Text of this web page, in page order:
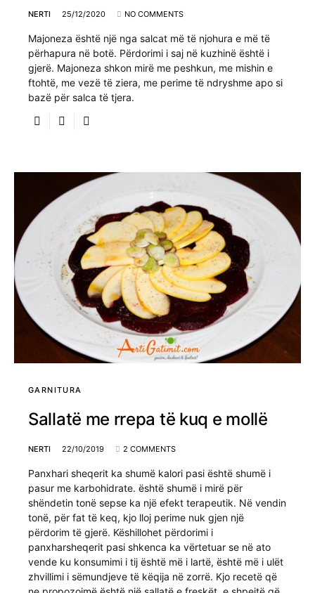
NERTI 25/12/2020 NO COMMENTS
Majoneza është një nga salcat më të njohura e më të
përhapura në botë. Përdorimi i saj në kuzhinë është i
gjerë. Majoneza shkon mirë me peshkun, me mishin e
ftohtë, me vezë të ziera, me perime të ndryshme apo si
bazë për salca të tjera.
GARNITURA
Sallatë me rrepa të kuq e mollë
NERTI 22/10/2019 2 COMMENTS
Panxhari sheqerit ka shumë kalori pasi është shumë i
pasur me karbohidrate. është shumë i mirë për
shëndetin tonë sepse ka një efekt terapeutik. Në vendin
tonë, për fat të keq, kjo lloj perime nuk gjen një
përdorim të gjerë. Këshillohet përdorimi i
panxharsheqerit pasi shkenca ka vërtetuar se në ato
vende ku konsumimi i tij është më i lartë, është më i ulët
zhvillimi i sëmundjeve të këqija në zorrë. Kjo recetë që